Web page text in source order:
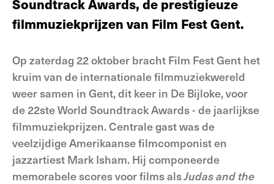
Soundtrack Awards, de prestigieuze
filmmuziekprijzen van Film Fest Gent.
Op zaterdag 22 oktober bracht Film Fest Gent het
kruim van de internationale filmmuziekwereld
weer samen in Gent, dit keer in De Bijloke, voor
de 22ste World Soundtrack Awards - de jaarlijkse
filmmuziekprijzen. Centrale gast was de
veelzijdige Amerikaanse filmcomponist en
jazzartiest Mark Isham. Hij componeerde
memorabele scores voor films alsJudas and the